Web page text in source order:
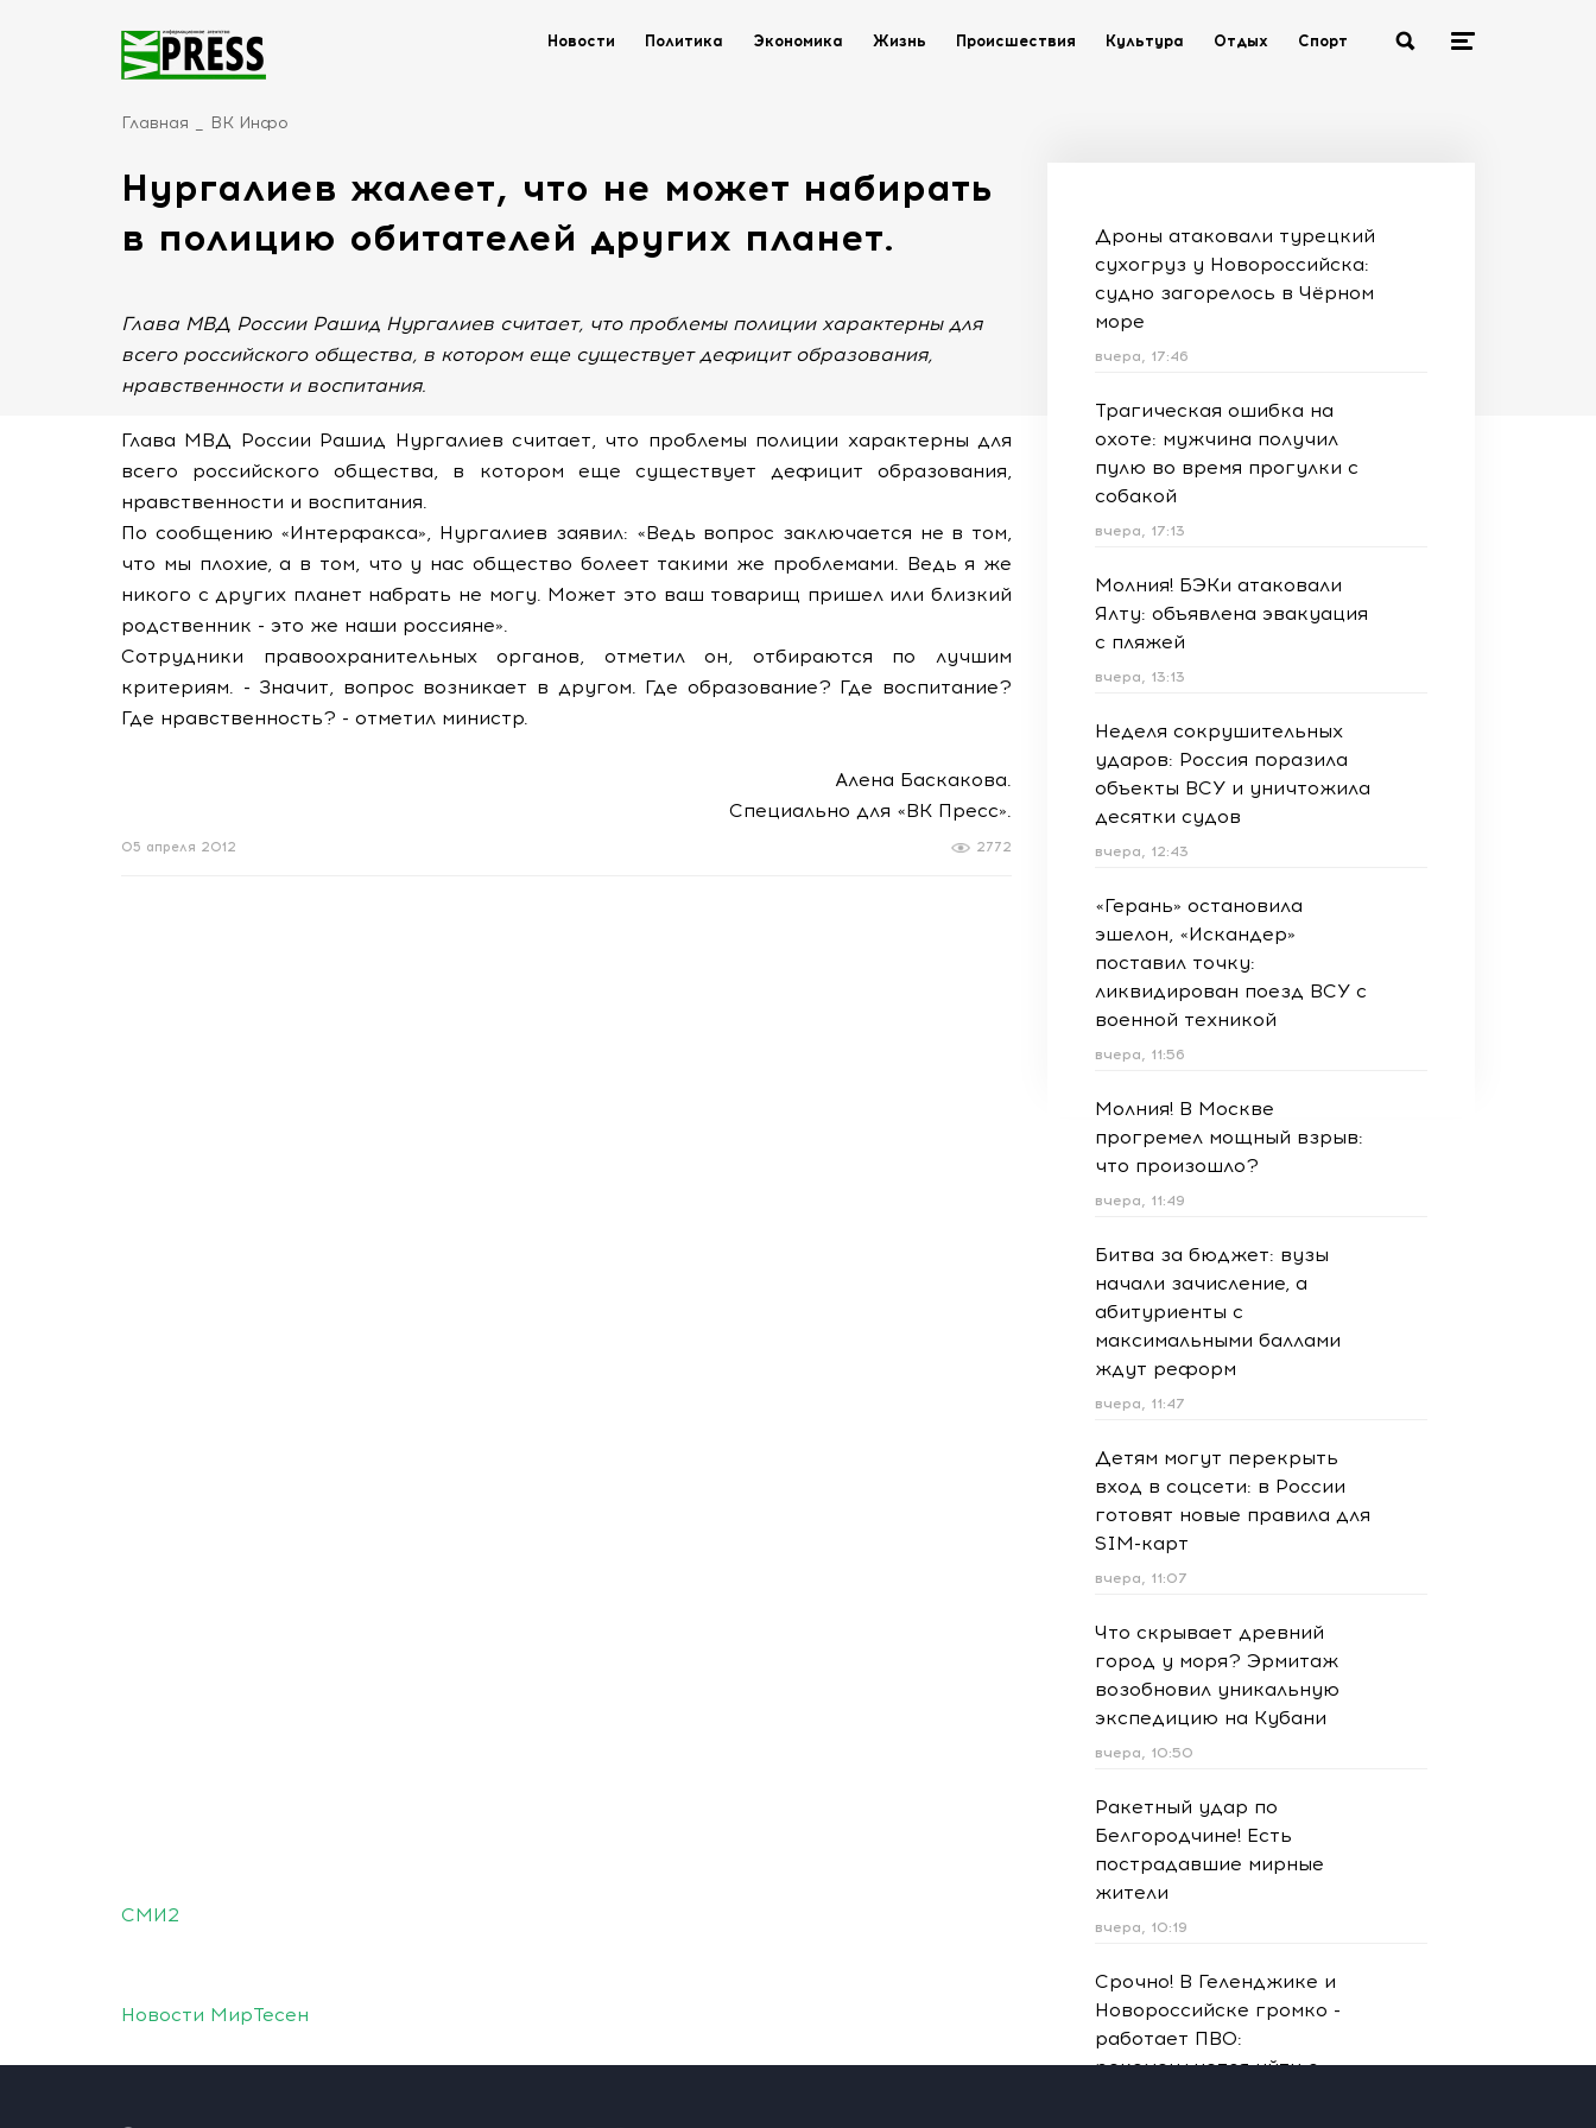
Новости Политика Экономика Жизнь Происшествия Культура Отдых Спорт
Главная ВК Инфо
Нургалиев жалеет, что не может набирать
в полицию обитателей других планет.
Глава МВД России Рашид Нургалиев считает, что проблемы полиции характерны для
всего российского общества, в котором еще существует дефицит образования,
нравственности и воспитания.
Глава МВД России Рашид Нургалиев считает, что проблемы полиции характерны для
всего российского общества, в котором еще существует дефицит образования,
нравственности и воспитания.
По сообщению «Интерфакса», Нургалиев заявил: «Ведь вопрос заключается не в том,
что мы плохие, а в том, что у нас общество болеет такими же проблемами. Ведь я же
никого с других планет набрать не могу. Может это ваш товарищ пришел или близкий
родственник - это же наши россияне».
Сотрудники правоохранительных органов, отметил он, отбираются по лучшим
критериям. - Значит, вопрос возникает в другом. Где образование? Где воспитание?
Где нравственность? - отметил министр.
Алена Баскакова.
Специально для «ВК Пресс».
2772
05 апреля 2012
Дроны атаковали турецкий
сухогруз у Новороссийска:
судно загорелось в Чёрном
море
вчера, 17:46
Трагическая ошибка на
охоте: мужчина получил
пулю во время прогулки с
собакой
вчера, 17:13
Молния! БЭКи атаковали
Ялту: объявлена эвакуация
с пляжей
вчера, 13:13
Неделя сокрушительных
ударов: Россия поразила
объекты ВСУ и уничтожила
десятки судов
вчера, 12:43
«Герань» остановила
эшелон, «Искандер»
поставил точку:
ликвидирован поезд ВСУ с
военной техникой
вчера, 11:56
Молния! В Москве
прогремел мощный взрыв:
что произошло?
вчера, 11:49
Битва за бюджет: вузы
начали зачисление, а
абитуриенты с
максимальными баллами
ждут реформ
вчера, 11:47
Детям могут перекрыть
вход в соцсети: в России
готовят новые правила для
SIM-карт
вчера, 11:07
Что скрывает древний
город у моря? Эрмитаж
возобновил уникальную
экспедицию на Кубани
вчера, 10:50
Ракетный удар по
Белгородчине! Есть
пострадавшие мирные
жители
вчера, 10:19
Срочно! В Геленджике и
Новороссийске громко -
работает ПВО:
рекомендуется уйти с
СМИ2
Новости МирТесен